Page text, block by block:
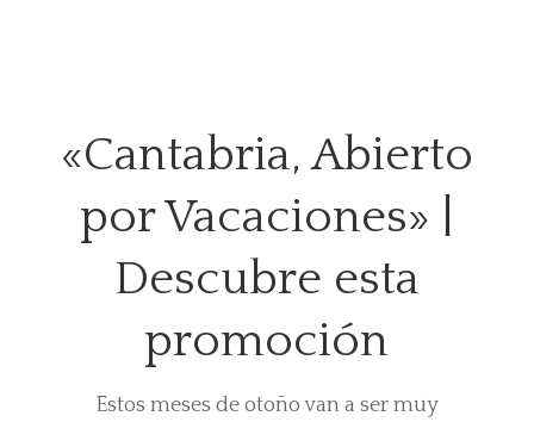
«Cantabria, Abierto
por Vacaciones» |
Descubre esta
promoción
Estos meses de otoño van a ser muy